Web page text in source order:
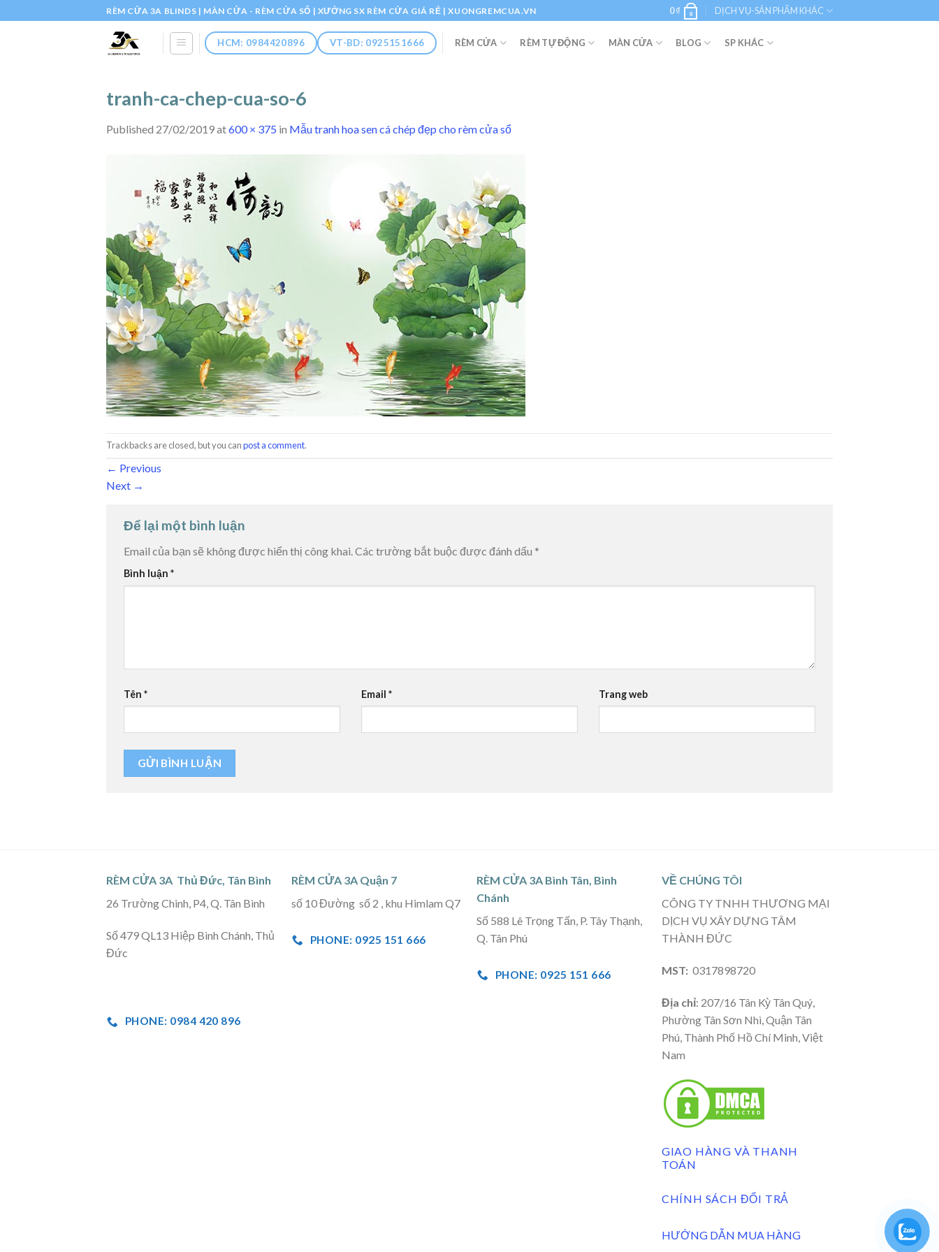
to
RÈM CỬA 3A BLINDS | MÀN CỬA - RÈM CỬA SỔ | XƯỞNG SX RÈM CỬA GIÁ RẺ | XUONGREMCUA.VN 0₫ 0 DỊCH VỤ-SẢN PHẨM KHÁC
HCM: 0984420896 VT-BD: 0925151666 RÈM CỬA RÈM TỰ ĐỘNG MÀN CỬA BLOG SP KHÁC
tranh-ca-chep-cua-so-6
Published 27/02/2019at600 × 375 in Mẫu tranh hoa sen cá chép đẹp cho rèm cửa sổ
Trackbacks are closed, but you canpost a comment.
← Previous
Next →
Để lại một bình luận
Email của bạn sẽ không được hiển thị công khai.Các trường bắt buộc được đánh dấu *
Bình luận *
Tên * Email * Trang web
RÈM CỬA 3A Thủ Đức, Tân Bình
26 Trường Chinh, P4, Q. Tân Bình
Số 479 QL13 Hiệp Bình Chánh, Thủ
Đức
PHONE: 0984 420 896
RÈM CỬA 3A Quận 7
số 10 Đường số 2 , khu Himlam Q7
PHONE: 0925 151 666
RÈM CỬA 3A Bình Tân, Bình
Chánh
Số 588 Lê Trọng Tấn, P. Tây Thạnh,
Q. Tân Phú
PHONE: 0925 151 666
VỀ CHÚNG TÔI
CÔNG TY TNHH THƯƠNG MẠI
DỊCH VỤ XÂY DỰNG TÂM
THÀNH ĐỨC
MST: 0317898720
Địa chỉ: 207/16 Tân Kỳ Tân Quý,
Phường Tân Sơn Nhì, Quận Tân
Phú, Thành Phố Hồ Chí Minh, Việt
Nam
GIAO HÀNG VÀ THANH
TOÁN
CHÍNH SÁCH ĐỔI TRẢ
HƯỚNG DẪN MUA HÀNG